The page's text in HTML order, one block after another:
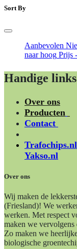
Sort By
Aanbevolen
naar hoog Prijs
Handige links
Over ons
Producten
Contact
Trafochips.nl
Yakso.nl
Over ons
Wij maken de
(Friesland)! We
werken. Met respect
maken we
Zo maken we
biologische